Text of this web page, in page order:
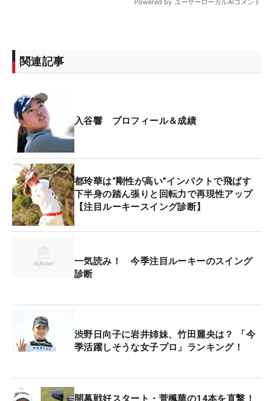
関連記事
入谷響 プロフィール＆成績
都玲華は“剛性が高い”インパクトで飛ばす
下半身の踏ん張りと回転力で再現性アップ
【注目ルーキースイング診断】
一気読み！ 今季注目ルーキーのスイング
診断
渋野日向子に岩井姉妹、竹田麗央は？ 「今
季活躍しそうな女子プロ」ランキング！
開幕戦好スタート・菅楓華の14本を直撃！